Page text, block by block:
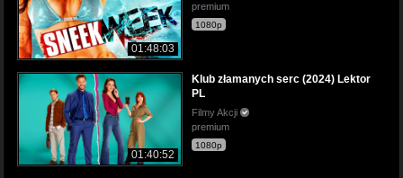
01:48:03
premium
1080p
01:40:52
Klub złamanych serc (2024) Lektor
PL
Filmy Akcji
premium
1080p